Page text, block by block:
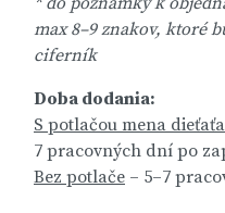
max 8–9 znakov, ktoré
ciferník
Doba dodania:
S potlačou mena dieťaťa
7 pracovných dní po
Bez potlače – 5–7